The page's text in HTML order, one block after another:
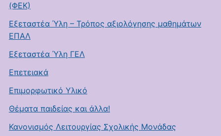
(ΦΕΚ)
Εξεταστέα Ύλη – Τρόπος αξιολόγησης μαθημάτων
ΕΠΑΛ
Εξεταστέα Ύλη ΓΕΛ
Επετειακά
Επιμορφωτικό Υλικό
Θέματα παιδείας και άλλα!
Κανονισμός Λειτουργίας Σχολικής Μονάδας